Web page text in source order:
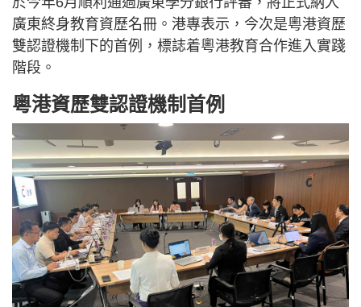
廣東終身教育資歷名冊。港專表示，今次是粵港資歷
雙認證機制下的首例，標誌着粵港教育合作進入實踐
階段。
粵港資歷雙認證機制首例